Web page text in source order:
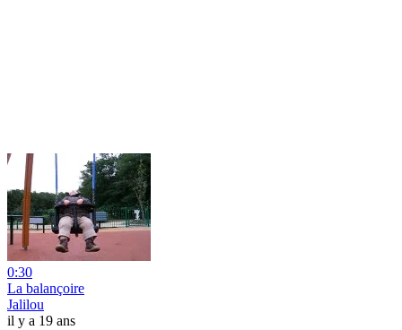
0:30
La balançoire
Jalilou
il y a 19 ans